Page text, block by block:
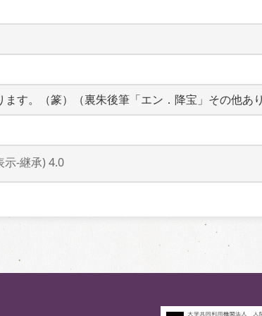
す。（篆）（裏朱後筆「エン．降宝」その他あ
示-継承) 4.0